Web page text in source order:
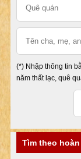
(*) Nhập thông tin
năm thất lạc, quê
Tìm theo